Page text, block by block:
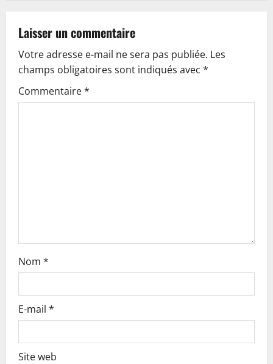
v
i
g
Laisser un commentaire
Votre adresse e-mail ne sera pas publiée. Les
champs obligatoires sont indiqués avec *
Commentaire*
Nom *
E-mail *
Site web